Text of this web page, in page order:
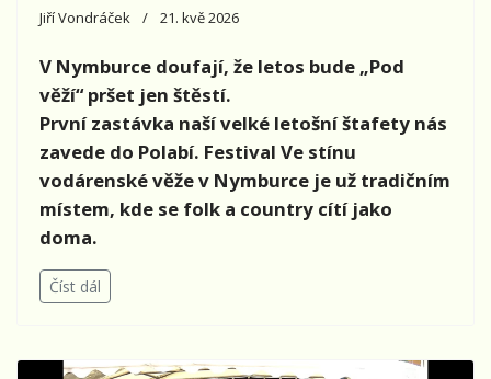
Jiří Vondráček 21. kvě 2026
V Nymburce doufají, že letos bude „Pod
věží“ pršet jen štěstí.
První zastávka naší velké letošní štafety nás
zavede do Polabí. Festival Ve stínu
vodárenské věže v Nymburce je už tradičním
místem, kde se folk a country cítí jako
doma.
Číst dál